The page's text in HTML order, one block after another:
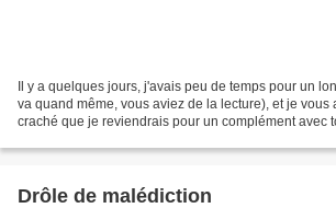
Il y a quelques jours, j'avais peu de temps pour un
va quand même, vous aviez de la lecture), et je vous
craché que je reviendrais pour un complément avec
Drôle de malédiction